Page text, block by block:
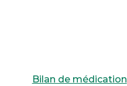
Bilan de médication